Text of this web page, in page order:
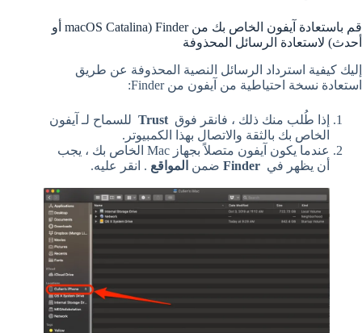
قم باستعادة آيفون الخاص بك من Finder (macOS Catalina أو
أحدث) لاستعادة الرسائل المحذوفة
إليك كيفية استرداد الرسائل النصية المحذوفة عن طريق
استعادة نسخة احتياطية من آيفون من Finder:
إذا طُلب منك ذلك ، فانقر فوق Trust للسماح لـ آيفون
الخاص بك بالثقة والاتصال بهذا الكمبيوتر.
عندما يكون آيفون متصلاً بجهاز Mac الخاص بك ، يجب
أن يظهر في Finder ضمن المواقع . انقر عليه.